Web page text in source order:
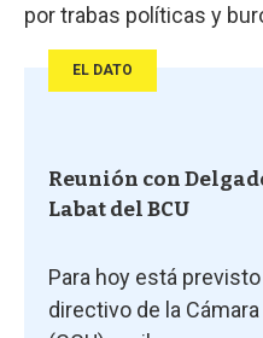
por trabas políticas y
EL DATO
Reunión con
Labat del BCU
Para hoy está
directivo de la